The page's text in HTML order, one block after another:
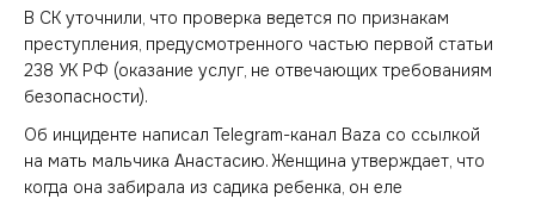
В СК уточнили, что проверка ведется по признакам
преступления, предусмотренного частью первой статьи
238 УК РФ (оказание услуг, не отвечающих требованиям
безопасности).
Об инциденте написал Telegram-канал Baza со ссылкой
на мать мальчика Анастасию. Женщина утверждает, что
когда она забирала из садика ребенка, он еле